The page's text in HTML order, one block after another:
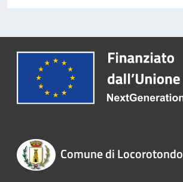
Comune di Locorotondo